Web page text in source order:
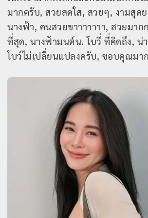
มากครับ, สวยสดใส, สวยๆ, งามสุด
นางฟ้า, คนสวยขาาาาาาา, สวยมา
ที่สุด, นางฟ้ามนต์น. โบวี๋ ที่คิดถึง, น่
โบว์ไม่เปลี่ยนแปลงครับ, ขอบคุณมา